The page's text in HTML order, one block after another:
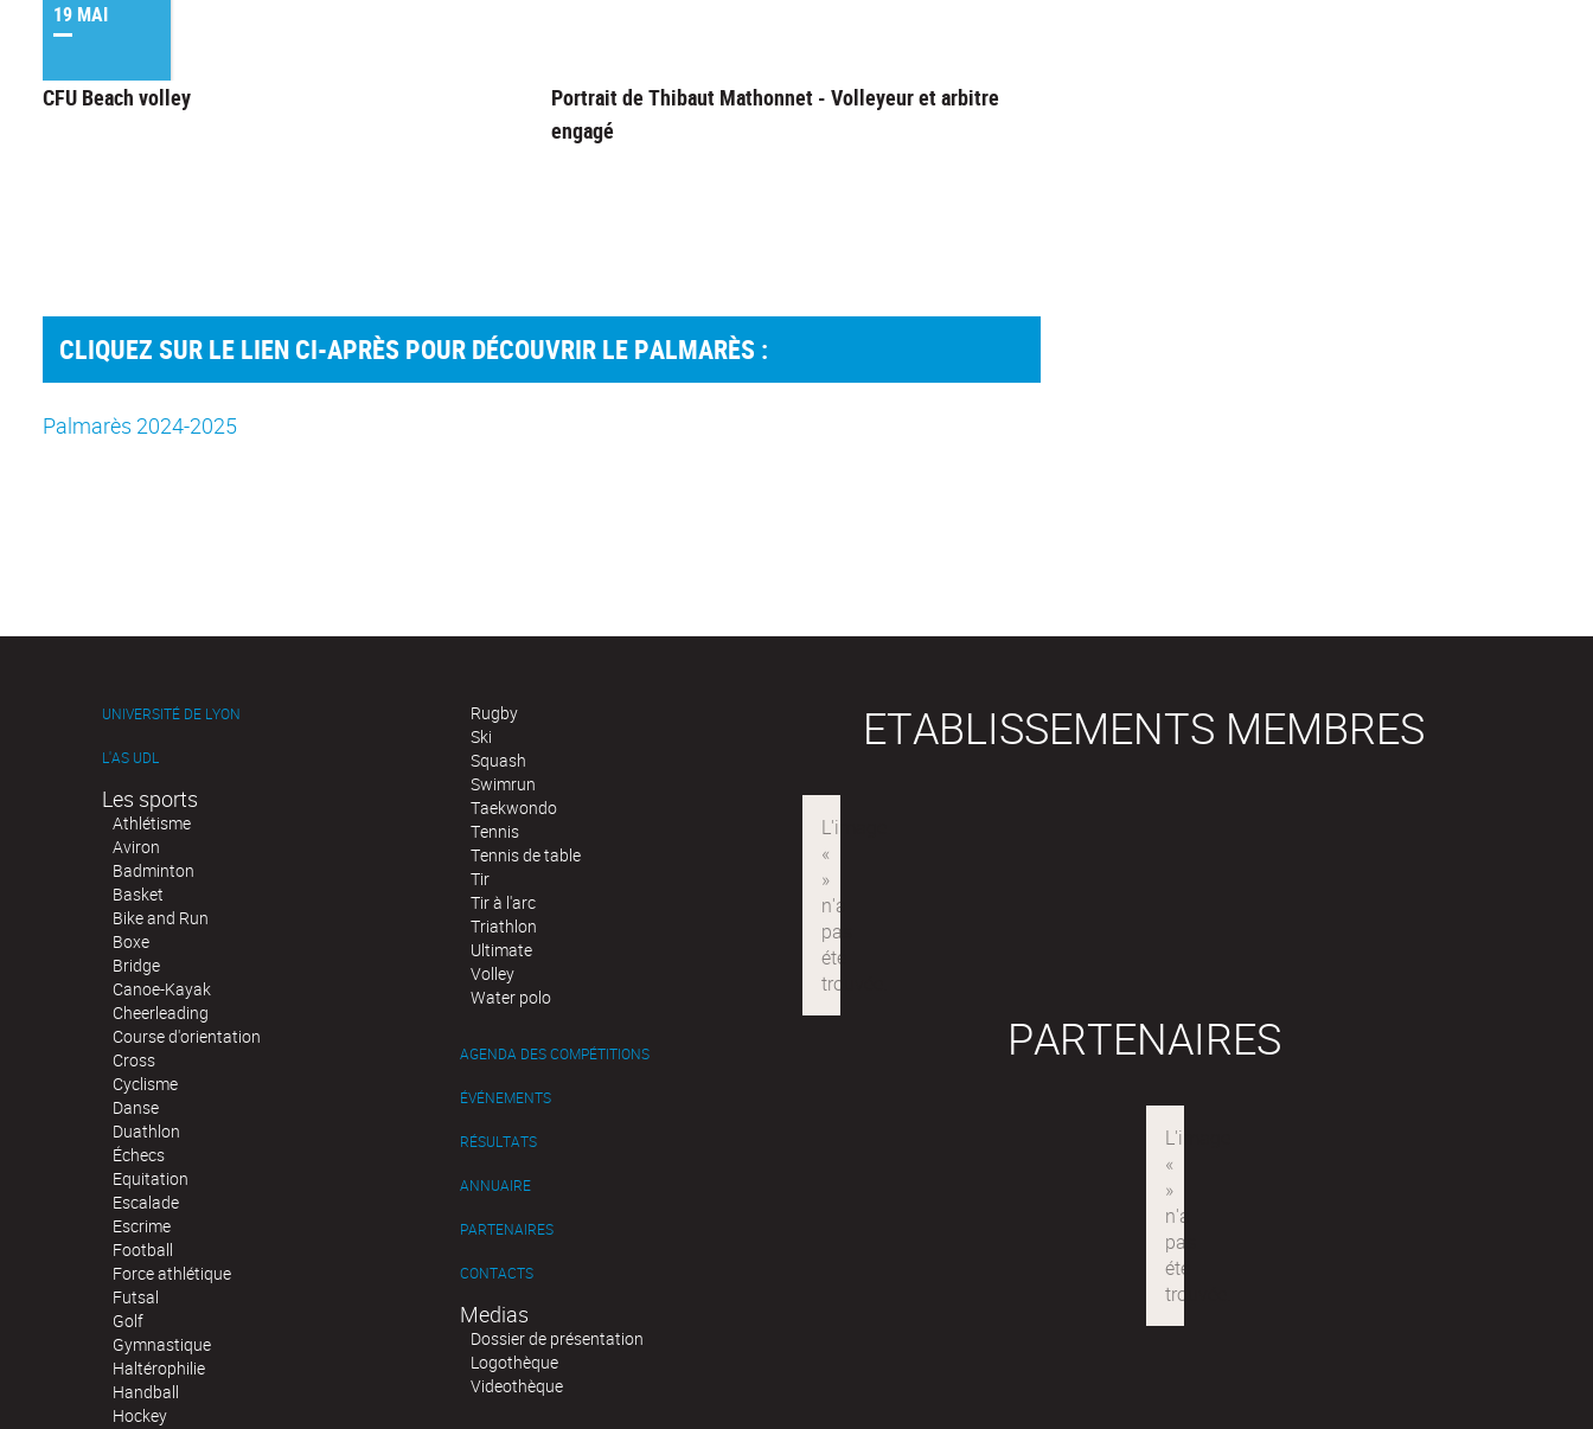
19 MAI
CFU Beach volley
Portrait de Thibaut Mathonnet - Volleyeur et arbitre
engagé
CLIQUEZ SUR LE LIEN CI-APRÈS POUR DÉCOUVRIR LE PALMARÈS :
Palmarès 2024-2025
UNIVERSITÉ DE LYON
L'AS UDL
Les sports
Athlétisme
Aviron
Badminton
Basket
Bike and Run
Boxe
Bridge
Canoe-Kayak
Cheerleading
Course d'orientation
Cross
Cyclisme
Danse
Duathlon
Échecs
Equitation
Escalade
Escrime
Football
Force athlétique
Futsal
Golf
Gymnastique
Haltérophilie
Handball
Hockey
Rugby
Ski
Squash
Swimrun
Taekwondo
Tennis
Tennis de table
Tir
Tir à l'arc
Triathlon
Ultimate
Volley
Water polo
AGENDA DES COMPÉTITIONS
ÉVÉNEMENTS
RÉSULTATS
ANNUAIRE
PARTENAIRES
CONTACTS
Medias
Dossier de présentation
Logothèque
Videothèque
ETABLISSEMENTS MEMBRES
PARTENAIRES